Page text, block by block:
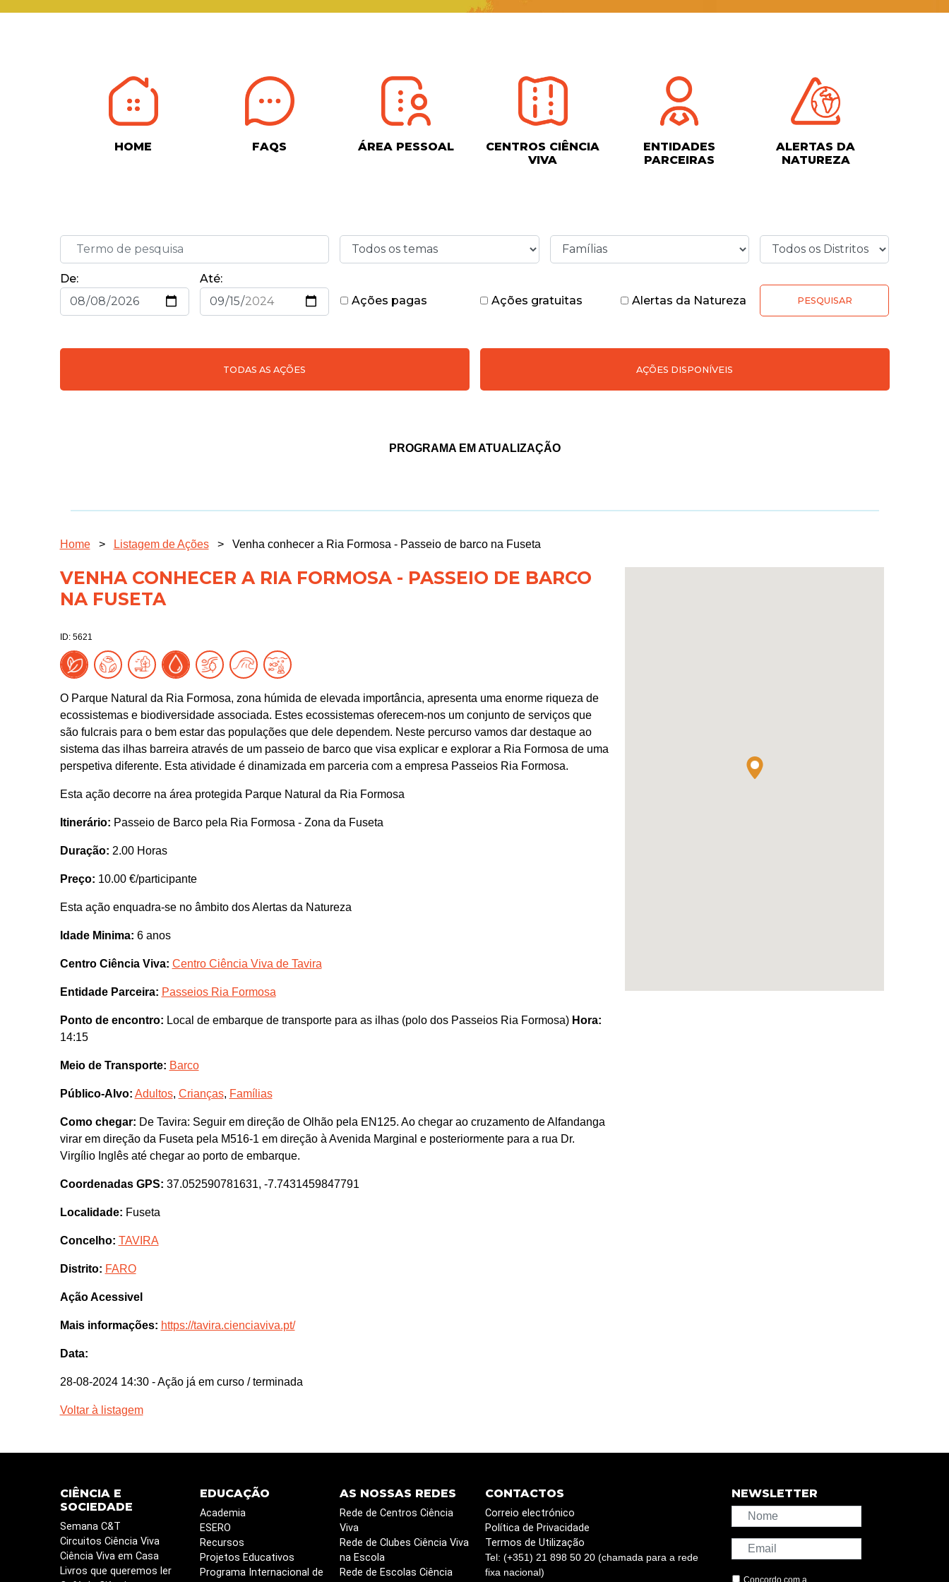
HOME FAQS ÁREA PESSOAL
CENTROS CIÊNCIA
VIVA
ENTIDADES
PARCEIRAS
ALERTAS DA
NATUREZA
De:
Até:
Ações pagas
Ações gratuitas Alertas da Natureza PESQUISAR
TODAS AS AÇÕES AÇÕES DISPONÍVEIS
PROGRAMA EM ATUALIZAÇÃO
Home > Listagem de Ações > Venha conhecer a Ria Formosa - Passeio de barco na Fuseta
VENHA CONHECER A RIA FORMOSA - PASSEIO DE BARCO
NA FUSETA
ID: 5621
O Parque Natural da Ria Formosa, zona húmida de elevada importância, apresenta uma enorme riqueza de
ecossistemas e biodiversidade associada. Estes ecossistemas oferecem-nos um conjunto de serviços que
são fulcrais para o bem estar das populações que dele dependem. Neste percurso vamos dar destaque ao
sistema das ilhas barreira através de um passeio de barco que visa explicar e explorar a Ria Formosa de uma
perspetiva diferente. Esta atividade é dinamizada em parceria com a empresa Passeios Ria Formosa.
Esta ação decorre na área protegida Parque Natural da Ria Formosa
Itinerário: Passeio de Barco pela Ria Formosa - Zona da Fuseta
Duração: 2.00 Horas
Preço: 10.00 €/participante
Esta ação enquadra-se no âmbito dos Alertas da Natureza
Idade Minima: 6 anos
Centro Ciência Viva: Centro Ciência Viva de Tavira
Entidade Parceira: Passeios Ria Formosa
Ponto de encontro: Local de embarque de transporte para as ilhas (polo dos Passeios Ria Formosa) Hora:
14:15
Meio de Transporte: Barco
Público-Alvo: Adultos, Crianças, Famílias
Como chegar: De Tavira: Seguir em direção de Olhão pela EN125. Ao chegar ao cruzamento de Alfandanga
virar em direção da Fuseta pela M516-1 em direção à Avenida Marginal e posteriormente para a rua Dr.
Virgílio Inglês até chegar ao porto de embarque.
Coordenadas GPS: 37.052590781631, -7.7431459847791
Localidade: Fuseta
Concelho: TAVIRA
Distrito: FARO
Ação Acessivel
Mais informações: https://tavira.cienciaviva.pt/
Data:
28-08-2024 14:30 - Ação já em curso / terminada
Voltar à listagem
CIÊNCIA E
SOCIEDADE
Semana C&T
Circuitos Ciência Viva
Ciência Viva em Casa
Livros que queremos ler
EDUCAÇÃO
Academia
ESERO
Recursos
Projetos Educativos
Programa Internacional de
AS NOSSAS REDES
Rede de Centros Ciência
Viva
Rede de Clubes Ciência Viva
na Escola
Rede de Escolas Ciência
CONTACTOS
Correio electrónico
Política de Privacidade
Termos de Utilização
Tel: (+351) 21 898 50 20 (chamada para a rede
fixa nacional)
NEWSLETTER
Concordo com a